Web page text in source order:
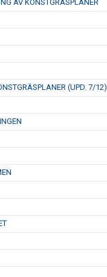
AV KONSTGRÄSPLANER
(UPD. 7/12)